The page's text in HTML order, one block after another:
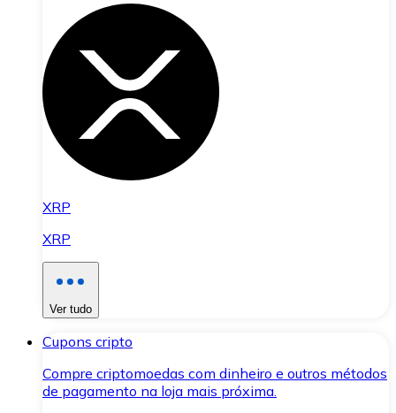
XRP
XRP
Ver tudo
Cupons cripto
Compre criptomoedas com dinheiro e outros métodos
de pagamento na loja mais próxima.